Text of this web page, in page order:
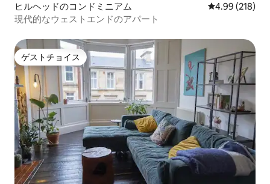
ヒルヘッドのコンドミニアム レビュー218
4.99 (218)
現代的なウェストエンドのアパート
ゲストチョイス
ゲストチョイス